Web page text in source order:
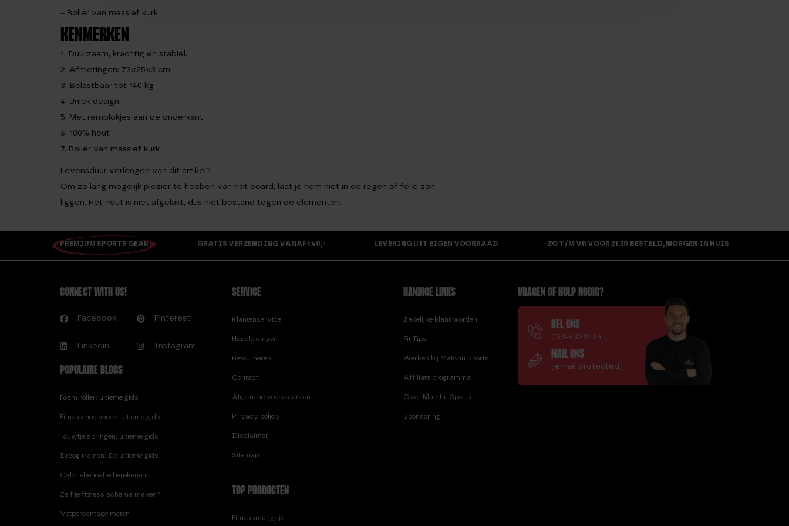
– Roller van massief kurk
KENMERKEN
1. Duurzaam, krachtig en stabiel.
2. Afmetingen: 73x25x3 cm
3. Belastbaar tot 140 kg
4. Uniek design
5. Met remblokjes aan de onderkant
6. 100% hout
7. Roller van massief kurk
Levensduur verlengen van dit artikel?
Om zo lang mogelijk plezier te hebben van het board, laat je hem niet in de regen of felle zon
liggen. Het hout is niet afgelakt, dus niet bestand tegen de elementen.
PREMIUM SPORTS GEAR GRATIS VERZENDING VANAF €40,- LEVERING UIT EIGEN VOORRAAD ZO T/M VR VOOR 21.30 BESTELD, MORGEN IN HUIS
CONNECT WITH US!
Facebook Pinterest
Linkedin Instagram
POPULAIRE BLOGS
Foam roller: ultieme gids
Fitness hoelahoep: ultieme gids
Touwtje springen: ultieme gids
Droog trainen: De ultieme gids
Caloriebehoefte berekenen
Zelf je fitness schema maken?
Vetpercentage meten
SERVICE
Klantenservice
Handleidingen
Retourneren
Contact
Algemene voorwaarden
Privacy policy
Disclaimer
Sitemap
TOP PRODUCTEN
Fitnessmat grijs
HANDIGE LINKS
Zakelijke klant worden
Fit Tips
Werken bij Matchu Sports
Affiliate programma
Over Matchu Sports
Sponsoring
VRAGEN OF HULP NODIG?
BEL ONS
053-4328424
MAIL ONS
[email protected]